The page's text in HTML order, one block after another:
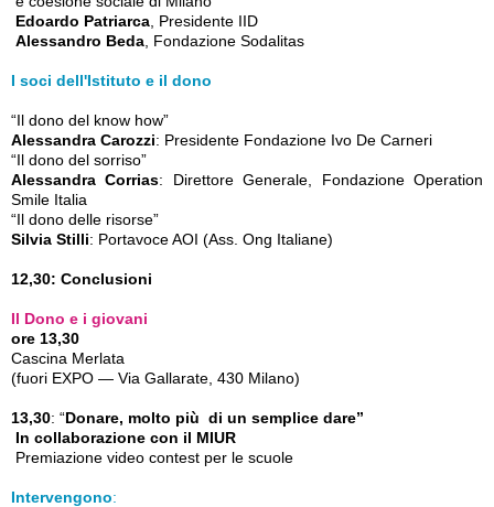
Edoardo Patriarca , Presidente IID
Alessandro Beda , Fondazione Sodalitas
I soci dell'Istituto e il dono
“Il dono del know how”
Alessandra Carozzi: Presidente Fondazione Ivo De Carneri
“Il dono del sorriso”
Alessandra Corrias: Direttore Generale, Fondazione Operation
Smile Italia
“Il dono delle risorse”
Silvia Stilli: Portavoce AOI (Ass. Ong Italiane)
12,30: Conclusioni
Il Dono e i giovani
ore 13,30
Cascina Merlata
(fuori EXPO — Via Gallarate, 430 Milano)
13,30: “Donare, molto più di un semplice dare”
In collaborazione con il MIUR
Premiazione video contest per le scuole
Intervengono: